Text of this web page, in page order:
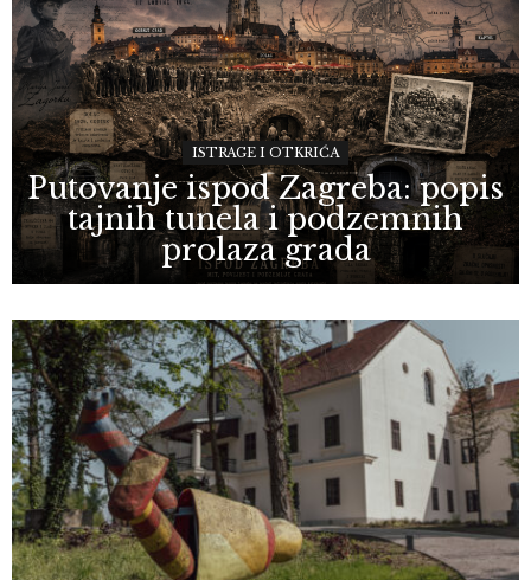
ISTRAGE I OTKRIĆA
Putovanje ispod Zagreba: popis
tajnih tunela i podzemnih
prolaza grada